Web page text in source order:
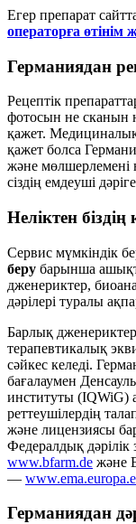
Егер препарат
операторға өтінім
Германиядан
Рецептік
фотосын не сканын
қажет. Медициналық
қажет болса
және мөлшерлемені
сіздің емдеуші
Неліктен
Сервис мүмкіндік
беру барынша
дженериктер,
дәрілері туралы
Барлық
терапевтикалық
сәйкес келеді.
бағалаумен
институты
реттеушілердің
және лицензиясы
Федералдық
www.bfarm.de және
—
Германиядан